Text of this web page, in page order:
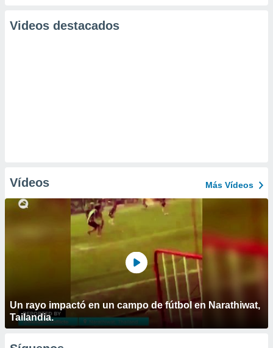
Videos destacados
Vídeos Más Vídeos
Un rayo impactó en un campo de fútbol en Narathiwat,
Tailandia.